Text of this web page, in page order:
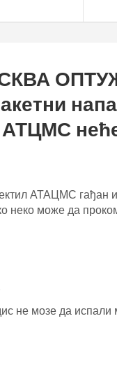
АТАЦМС гађан
неко може да
не мозе да испали